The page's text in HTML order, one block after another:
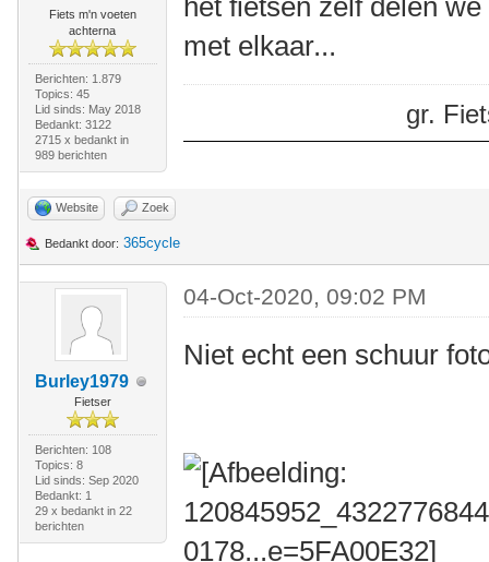
Fiets m'n voeten
achterna
Berichten: 1.879
Topics: 45
Lid sinds: May 2018
Bedankt: 3122
2715 x bedankt in
989 berichten
het fietsen zelf delen
met elkaar...
gr.
Website Zoek
Bedankt door: 365cycle
Burley1979
Fietser
Berichten: 108
Topics: 8
Lid sinds: Sep 2020
Bedankt: 1
29 x bedankt in 22
berichten
04-Oct-2020, 09:02 PM
Niet echt een schuur